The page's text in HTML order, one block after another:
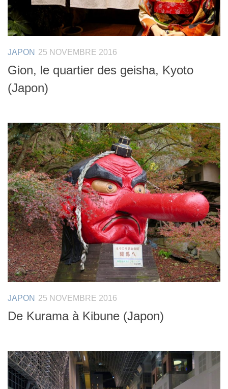
JAPON 25 NOVEMBRE 2016
Gion, le quartier des geisha, Kyoto
(Japon)
JAPON 25 NOVEMBRE 2016
De Kurama à Kibune (Japon)